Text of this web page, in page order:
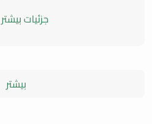
جزئیات بیشتر
بیشتر